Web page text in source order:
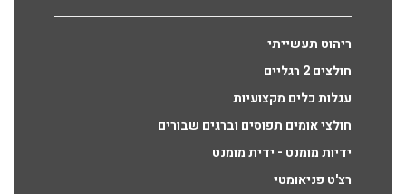
ריהוט תעשייתי
חולצים 2 רגליים
עגלות כלים מקצועיות
חולצי אומים תפוסים וברגים שבורים
ידיות מומנט - ידית מומנט
רצ'ט פניאומטי